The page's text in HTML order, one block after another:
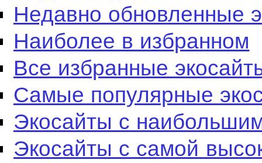
Недавно обновленные
Наиболее в избранном
Все избранные
Самые популярные
Экосайты с
Экосайты с самой